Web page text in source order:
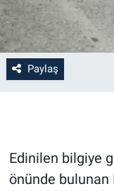
Paylaş
Edinilen bilgiye
önünde bulunan